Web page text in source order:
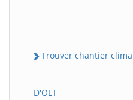
Trouver chantier
D'OLT